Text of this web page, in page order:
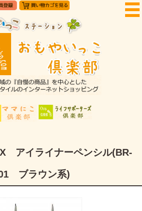
アイライナーペンシル(BR-
ブラウン系)